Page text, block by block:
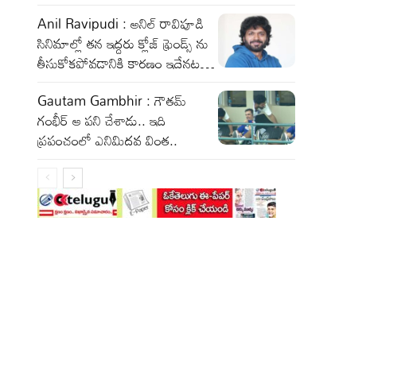
Anil Ravipudi : అనిల్ రావిపూడి
సినిమాల్లో తన ఇద్దరు క్లోజ్ ఫ్రెండ్స్ ను
తీసుకోకపోవడానికి కారణం ఇదేనట…
Gautam Gambhir : గౌతమ్
గంభీర్ ఆ పని చేశాడు.. ఇది
ప్రపంచంలో ఎనిమిదవ వింత..